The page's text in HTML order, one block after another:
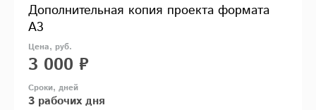
Дополнительная копия проекта формата
А3
3 000 ₽
3 рабочих дня